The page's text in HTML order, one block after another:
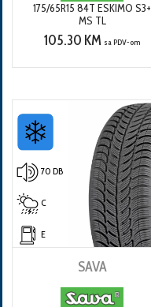
175/65R15 84T ESKIMO S3+
MS TL
105.30 KM sa PDV-om
70 DB
C
E
SAVA